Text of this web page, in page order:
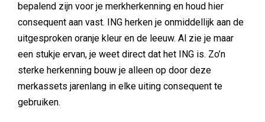
bepalend zijn voor je merkherkenning en houd hier
consequent aan vast. ING herken je onmiddellijk aan de
uitgesproken oranje kleur en de leeuw. Al zie je maar
een stukje ervan, je weet direct dat het ING is. Zo’n
sterke herkenning bouw je alleen op door deze
merkassets jarenlang in elke uiting consequent te
gebruiken.